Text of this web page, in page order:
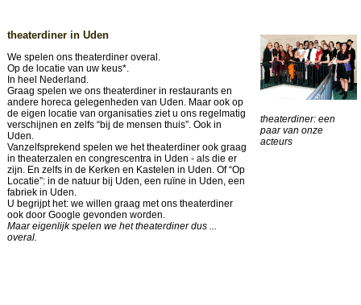
theaterdiner in Uden
We spelen ons theaterdiner overal.
Op de locatie van uw keus*.
In heel Nederland.
Graag spelen we ons theaterdiner in restaurants en
andere horeca gelegenheden van Uden. Maar ook op
de eigen locatie van organisaties ziet u ons regelmatig
verschijnen en zelfs “bij de mensen thuis”. Ook in
Uden.
Vanzelfsprekend spelen we het theaterdiner ook graag
in theaterzalen en congrescentra in Uden - als die er
zijn. En zelfs in de Kerken en Kastelen in Uden. Of “Op
Locatie”: in de natuur bij Uden, een ruïne in Uden, een
fabriek in Uden.
U begrijpt het: we willen graag met ons theaterdiner
ook door Google gevonden worden.
Maar eigenlijk spelen we het theaterdiner dus ...
overal.
theaterdiner: een
paar van onze
acteurs